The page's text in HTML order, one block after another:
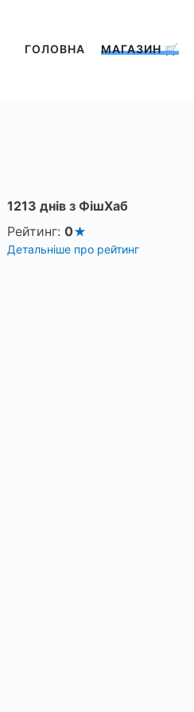
ГОЛОВНА МАГАЗИН 🛒
1213 днів з ФішХаб
Рейтинг: 0
Детальніше про рейтинг